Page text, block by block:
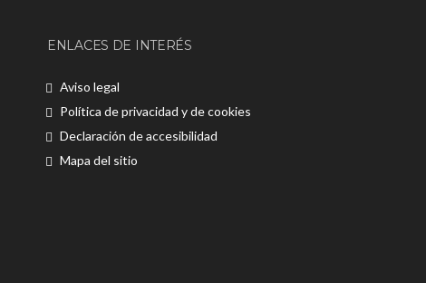
ENLACES DE INTERÉS
Aviso legal
Política de privacidad y de cookies
Declaración de accesibilidad
Mapa del sitio